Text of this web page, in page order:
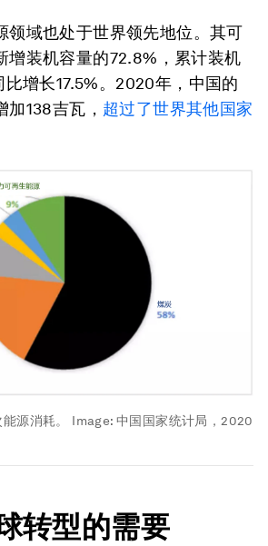
域也处于世界领先地位。 其可
增装机容量的72.8% ，累计装机
增长17.5%。 2020年，中国的
138吉瓦， 超过了世界其他国家
源消耗。 Image:中国国家统计局，2020
转型的需要